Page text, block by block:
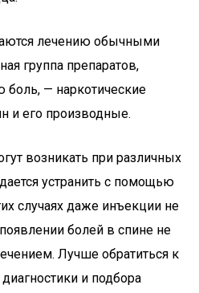
лечению обычными
группа препаратов,
боль, — наркотические
и его производные.
возникать при различных
устранить с помощью
случаях даже инъекции не
болей в спине не
Лучше обратиться к
и подбора